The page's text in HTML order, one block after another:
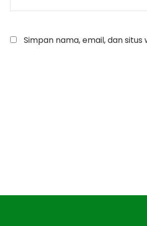
Simpan nama, email, dan